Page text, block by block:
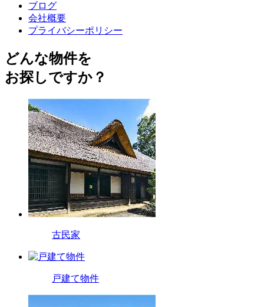
ブログ
会社概要
プライバシーポリシー
どんな物件を
お探しですか？
古民家
戸建て物件